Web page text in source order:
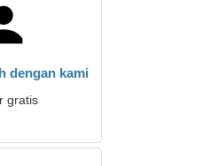
dengan kami
gratis